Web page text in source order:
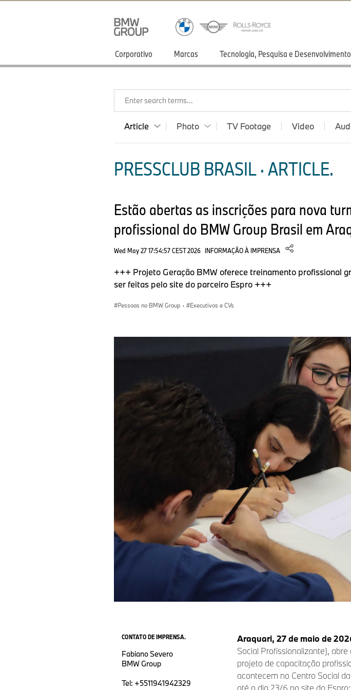
Corporativo Marcas Tecnologia, Pesquisa e Desenvolvimento
Enter search terms...
Article Photo TV Footage Video
PRESSCLUB BRASIL · ARTICLE.
Estão abertas as inscrições para nova
profissional do BMW Group Brasil em
Wed May 27 17:54:57 CEST 2026 INFORMAÇÃO À IMPRENSA
+++ Projeto Geração BMW oferece treinamento profissional
ser feitas pelo site do parceiro Espro +++
Pessoas no BMW Group · Executivos e CVs
CONTATO DE IMPRENSA.
Fabiano Severo
BMW Group
Tel: +5511941942329
Araquari, 27 de maio de
Social Profissionalizante),
projeto de capacitação
acontecem no Centro Social
até o dia 23/6 no site do Espro: